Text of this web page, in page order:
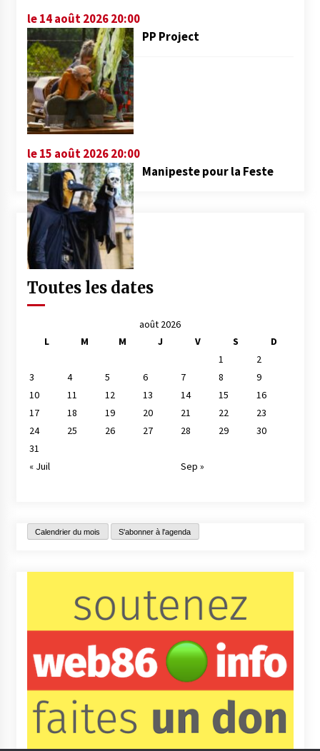
le 14 août 2026 20:00
PP Project
le 15 août 2026 20:00
Manipeste pour la Feste
Toutes les dates
août 2026
L
M M J V S
D
1
2
3
4 5 6 7 8
9
10
11 12 13 14 15
16
17
18 19 20 21 22
23
24
25 26 27 28 29
30
31
« Juil
Sep »
Calendrier du mois S'abonner à l'agenda